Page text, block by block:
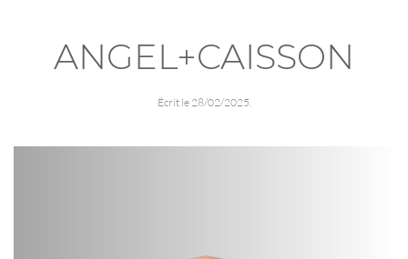
ANGEL+CAISSON
Écrit le 28/02/2025.